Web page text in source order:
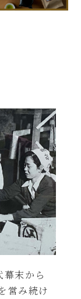
末から
営み続け